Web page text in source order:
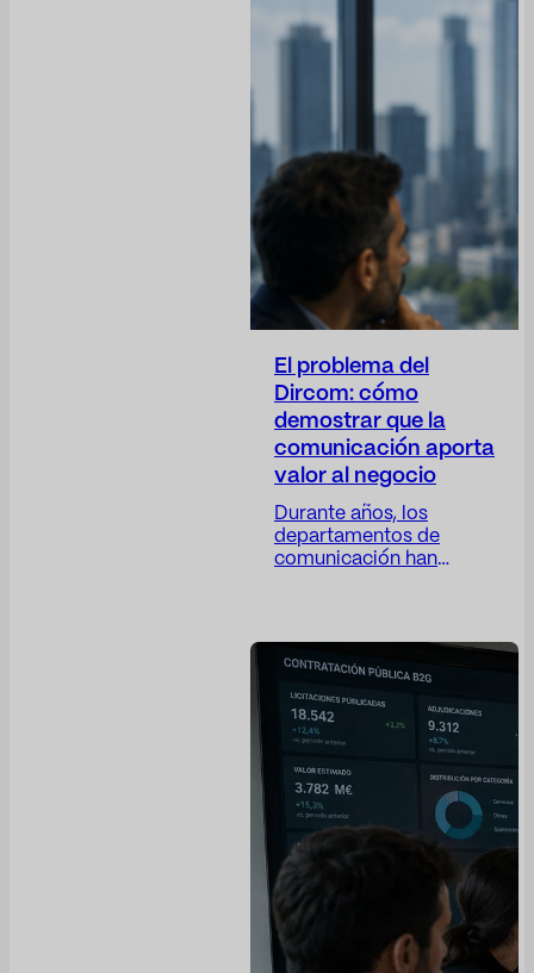
El problema del
Dircom: cómo
demostrar que la
comunicación aporta
valor al negocio
Durante años, los
departamentos de
comunicación han
estratégica, pero sus
métricas siguen siendo,
en muchos casos,
demasiado operativas.
El Dircom participa en la
construcción de
confianza, protege la
reputación de la
compañía, anticipa
riesgos, da visibilidad a
las decisiones
corporativas, posiciona
a…